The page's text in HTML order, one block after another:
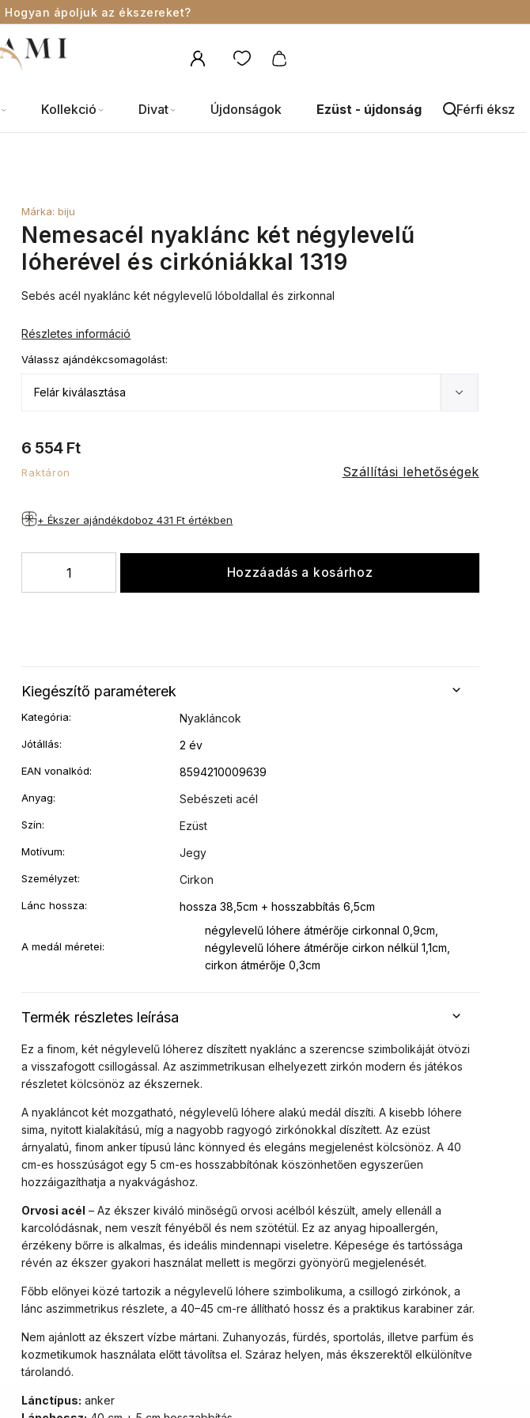
Hogyan ápoljuk az ékszereket?
Kollekció Divat Újdonságok Ezüst - újdonság Férfi
Nemesacél nyaklánc két négylevelű
lóherével és cirkóniákkal 1319
Márka:biju
6 554 Ft
Raktáron Szállítási lehetőségek
Válassz ajándékcsomagolást:
Hozzáadás a kosárhoz
+ Ékszer ajándékdoboz431 Ft értékben
Sebés acél nyaklánc két négylevelű lóboldallal és zirkonnal
Részletes információ
Termék részletes leírása
Ez a finom, két négylevelű lóherez díszített nyaklánc a szerencse szimbolikáját ötvözi
a visszafogott csillogással. Az aszimmetrikusan elhelyezett zirkón modern és játékos
részletet kölcsönöz az ékszernek.
A nyakláncot két mozgatható, négylevelű lóhere alakú medál díszíti. A kisebb lóhere
sima, nyitott kialakítású, míg a nagyobb ragyogó zirkónokkal díszített. Az ezüst
árnyalatú, finom anker típusú lánc könnyed és elegáns megjelenést kölcsönöz. A 40
cm-es hosszúságot egy 5 cm-es hosszabbítónak köszönhetően egyszerűen
hozzáigazíthatja a nyakvágáshoz.
Orvosi acél – Az ékszer kiváló minőségű orvosi acélból készült, amely ellenáll a
karcolódásnak, nem veszít fényéből és nem szötétül. Ez az anyag hipoallergén,
érzékeny bőrre is alkalmas, és ideális mindennapi viseletre. Képesége és tartóssága
révén az ékszer gyakori használat mellett is megőrzi gyönyörű megjelenését.
Főbb előnyei közé tartozik a négylevelű lóhere szimbolikuma, a csillogó zirkónok, a
lánc aszimmetrikus részlete, a 40–45 cm-re állítható hossz és a praktikus karabiner zár.
Nem ajánlott az ékszert vízbe mártani. Zuhanyozás, fürdés, sportolás, illetve parfüm és
kozmetikumok használata előtt távolítsa el. Száraz helyen, más ékszerektől elkülönítve
tárolandó.
Lánctípus: anker
Kiegészítő paraméterek
Kategória: Nyakláncok
Jótállás: 2 év
EAN vonalkód: 8594210009639
Anyag: Sebészeti acél
Szín: Ezüst
Motívum: Jegy
Személyzet: Cirkon
Lánc hossza: hossza 38,5cm + hosszabbítás 6,5cm
A medál méretei:
négylevelű lóhere átmérője cirkonnal 0,9cm,
négylevelű lóhere átmérője cirkon nélkül 1,1cm,
cirkon átmérője 0,3cm